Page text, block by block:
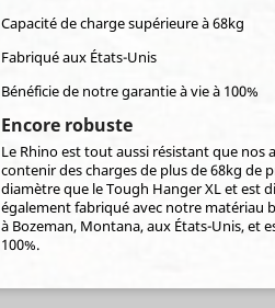
Capacité de charge supérieure à 68kg
Fabriqué aux États-Unis
Bénéficie de notre garantie à vie à 100%
Encore robuste
Le Rhino est tout aussi résistant que nos
contenir des charges de plus de 68kg de
diamètre que le Tough Hanger XL et est
également fabriqué avec notre matériau
à Bozeman, Montana, aux États-Unis, et
100%.